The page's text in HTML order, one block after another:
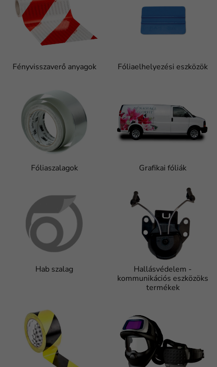
Fényvisszaverő anyagok Fóliaelhelyezési eszközök
Fóliaszalagok Grafikai fóliák
Hab szalag
Hallásvédelem -
kommunikációs eszközöks
termékek